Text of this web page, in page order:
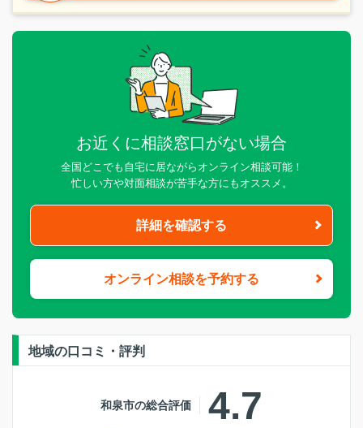
お近くに相談窓口がない場合
全国どこでも自宅に居ながらオンライン相談可能！
忙しい方や対面相談が苦手な方にもオススメ。
詳細を確認する
オンライン相談を予約する
地域の口コミ・評判
和泉市の総合評価 4.7